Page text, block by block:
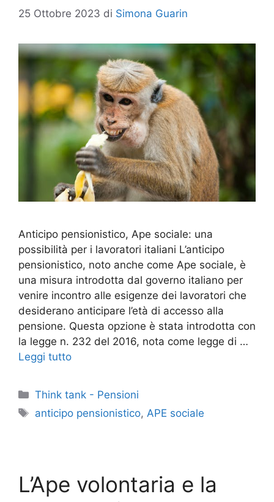
25 Ottobre 2023 di Simona Guarin
Anticipo pensionistico, Ape sociale: una
possibilità per i lavoratori italiani L’anticipo
pensionistico, noto anche come Ape sociale, è
una misura introdotta dal governo italiano per
venire incontro alle esigenze dei lavoratori che
desiderano anticipare l’età di accesso alla
pensione. Questa opzione è stata introdotta con
la legge n. 232 del 2016, nota come legge di …
Leggi tutto
Categorie
Think tank - Pensioni
Tag
anticipo pensionistico, APE sociale
L’Ape volontaria e la